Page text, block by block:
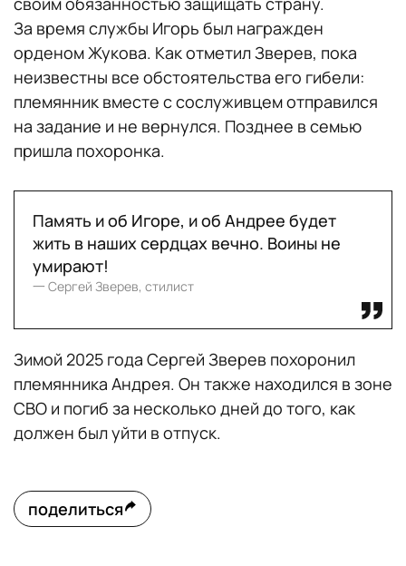
За время службы Игорь был награжден
орденом Жукова. Как отметил Зверев, пока
неизвестны все обстоятельства его гибели:
племянник вместе с сослуживцем отправился
на задание и не вернулся. Позднее в семью
пришла похоронка.
Память и об Игоре, и об Андрее будет
жить в наших сердцах вечно. Воины не
умирают!
一 Сергей Зверев, стилист
Зимой 2025 года Сергей Зверев похоронил
племянника Андрея. Он также находился в зоне
СВО и погиб за несколько дней до того, как
должен был уйти в отпуск.
поделиться